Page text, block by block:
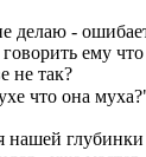
делаю -
ему
не так?
что она
нашей